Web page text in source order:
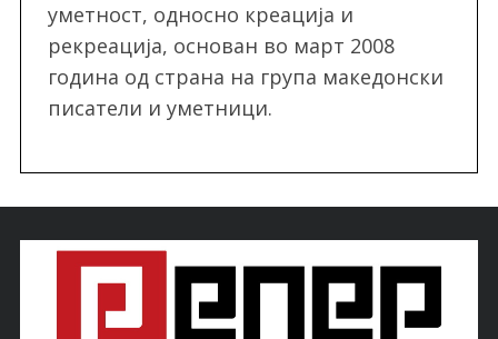
уметност, односно креација и
рекреација, oснован во март 2008
година од страна на група македонски
писатели и уметници.